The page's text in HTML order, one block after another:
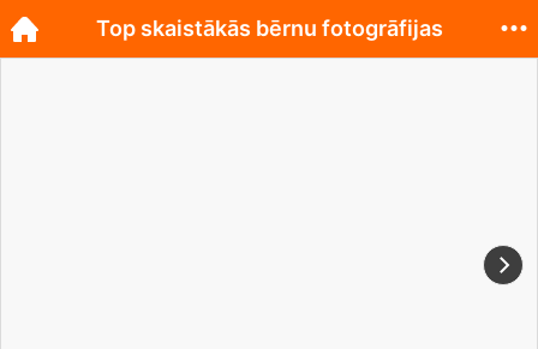
Top skaistākās bērnu fotogrāfijas